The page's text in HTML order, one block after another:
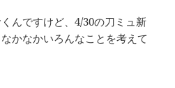
んですけど、4/30の刀ミュ新
かなかいろんなことを考えて